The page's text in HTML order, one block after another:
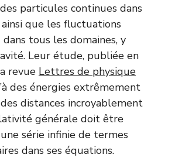
particules continues dans
ainsi que les fluctuations
tous les domaines, y
Leur étude, publiée en
revue Lettres de physique
des énergies extrêmement
distances incroyablement
générale doit être
série infinie de termes
dans ses équations.